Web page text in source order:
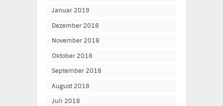
Januar 2019
Dezember 2018
November 2018
Oktober 2018
September 2018
August 2018
Juli 2018